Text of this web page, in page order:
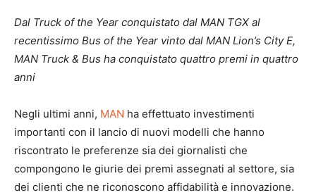
Dal Truck of the Year conquistato dal MAN TGX al
recentissimo Bus of the Year vinto dal MAN Lion’s City E,
MAN Truck & Bus ha conquistato quattro premi in quattro
anni
Negli ultimi anni, MAN ha effettuato investimenti
importanti con il lancio di nuovi modelli che hanno
riscontrato le preferenze sia dei giornalisti che
compongono le giurie dei premi assegnati al settore, sia
dei clienti che ne riconoscono affidabilità e innovazione.